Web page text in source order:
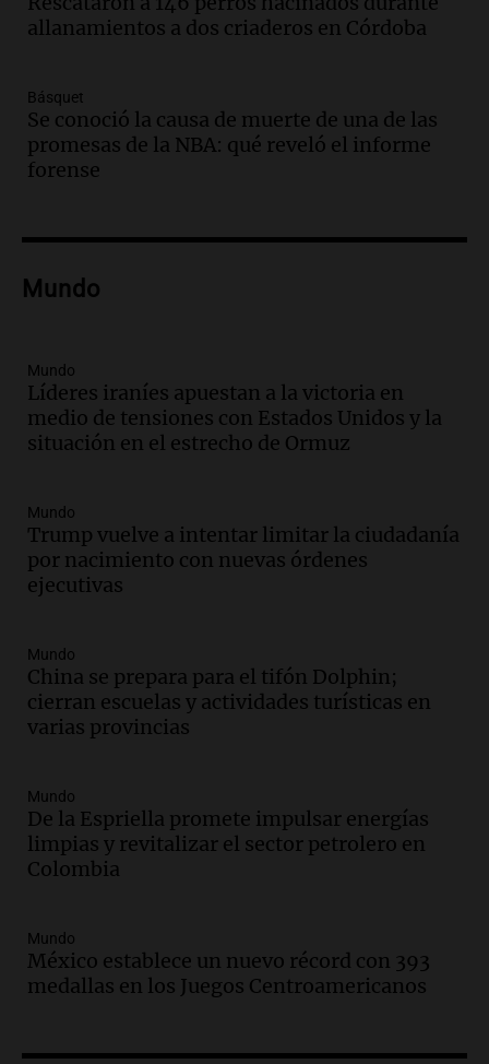
actividades para toda la familia
Audio.
edificios y una casa del estudiante para
jóvenes de la región
Panorama Federal
Audio.Preparativos finales para la gran
Bulaya este sábado
Audio.
Congreso y evacuación por derrame de
oxígeno en Montecastro
Panorama Federal
y llega avión para escuelas de la décima
brigada aérea
Panorama Federal
Episodios
como enfermedad laboral tras la muerte
de un docente
Panorama Federal
Episodios
regulación de la energía
Panorama Federal
Episodios
buscar ayuda el último año”
La Argentina, hoy
Episodios
sobre la muerte del kitesurfista en
allanamientos a dos criaderos en Córdoba
Básquet
Se conoció la causa de muerte de una de las
promesas de la NBA: qué reveló el informe
forense
Mundo
Mundo
Líderes iraníes apuestan a la victoria en
medio de tensiones con Estados Unidos y la
situación en el estrecho de Ormuz
Mundo
Trump vuelve a intentar limitar la ciudadanía
por nacimiento con nuevas órdenes
ejecutivas
Mundo
China se prepara para el tifón Dolphin;
cierran escuelas y actividades turísticas en
varias provincias
Mundo
De la Espriella promete impulsar energías
limpias y revitalizar el sector petrolero en
Colombia
Mundo
México establece un nuevo récord con 393
medallas en los Juegos Centroamericanos